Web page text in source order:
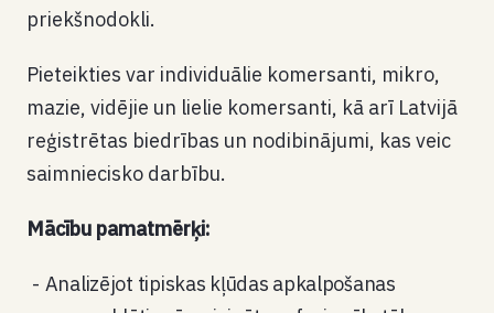
priekšnodokli.
Pieteikties var individuālie komersanti, mikro,
mazie, vidējie un lielie komersanti, kā arī Latvijā
reģistrētas biedrības un nodibinājumi, kas veic
saimniecisko darbību.
Mācību pamatmērķi:
Analizējot tipiskas kļūdas apkalpošanas